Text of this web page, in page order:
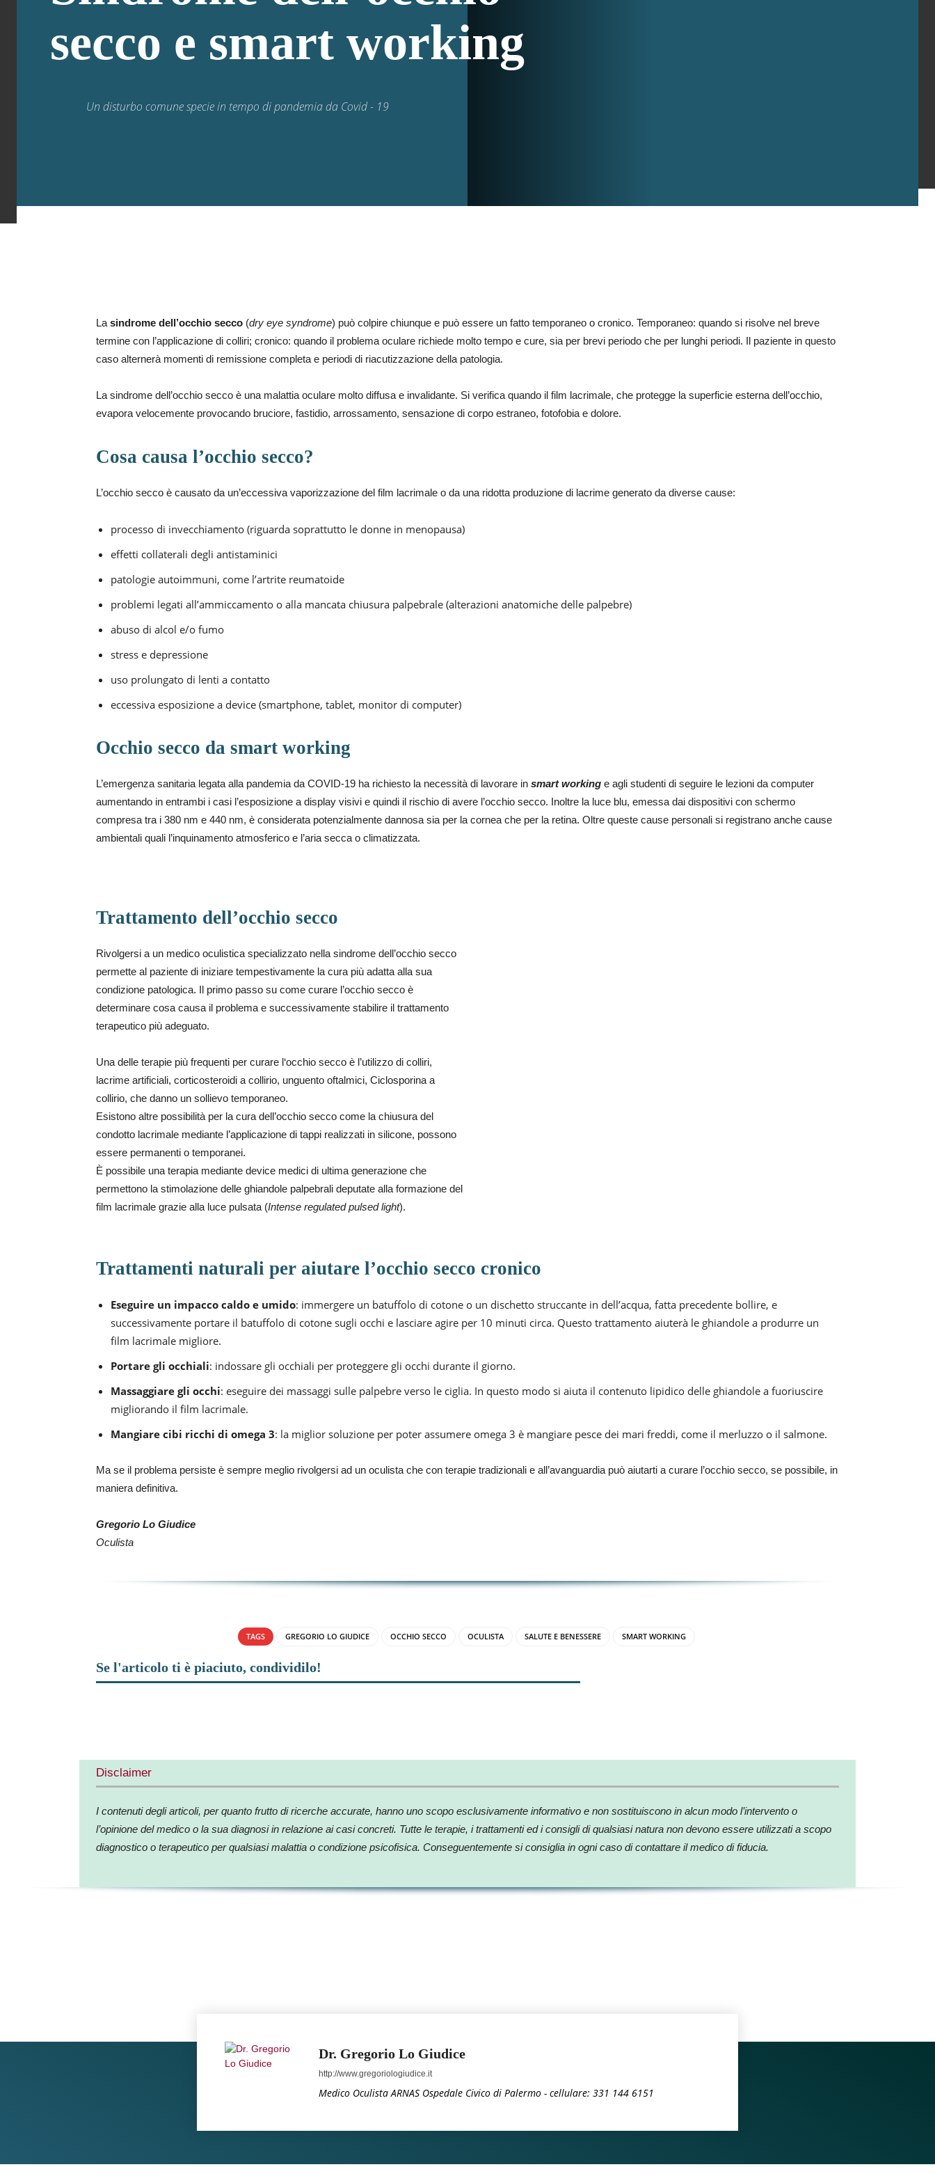
secco e smart working
Un disturbo comune specie in tempo di pandemia da Covid - 19
La sindrome dell’occhio secco (dry eye syndrome) può colpire chiunque e può essere un fatto temporaneo o cronico. Temporaneo: quando si risolve nel breve
termine con l’applicazione di colliri; cronico: quando il problema oculare richiede molto tempo e cure, sia per brevi periodo che per lunghi periodi. Il paziente in questo
caso alternerà momenti di remissione completa e periodi di riacutizzazione della patologia.
La sindrome dell’occhio secco è una malattia oculare molto diffusa e invalidante. Si verifica quando il film lacrimale, che protegge la superficie esterna dell’occhio,
evapora velocemente provocando bruciore, fastidio, arrossamento, sensazione di corpo estraneo, fotofobia e dolore.
Cosa causa l’occhio secco?
L’occhio secco è causato da un’eccessiva vaporizzazione del film lacrimale o da una ridotta produzione di lacrime generato da diverse cause:
processo di invecchiamento (riguarda soprattutto le donne in menopausa)
effetti collaterali degli antistaminici
patologie autoimmuni, come l’artrite reumatoide
problemi legati all’ammiccamento o alla mancata chiusura palpebrale (alterazioni anatomiche delle palpebre)
abuso di alcol e/o fumo
stress e depressione
uso prolungato di lenti a contatto
eccessiva esposizione a device (smartphone, tablet, monitor di computer)
Occhio secco da smart working
L’emergenza sanitaria legata alla pandemia da COVID-19 ha richiesto la necessità di lavorare in smart working e agli studenti di seguire le lezioni da computer
aumentando in entrambi i casi l’esposizione a display visivi e quindi il rischio di avere l’occhio secco. Inoltre la luce blu, emessa dai dispositivi con schermo
compresa tra i 380 nm e 440 nm, è considerata potenzialmente dannosa sia per la cornea che per la retina. Oltre queste cause personali si registrano anche cause
ambientali quali l’inquinamento atmosferico e l’aria secca o climatizzata.
Trattamento dell’occhio secco
Rivolgersi a un medico oculistica specializzato nella sindrome dell’occhio secco
permette al paziente di iniziare tempestivamente la cura più adatta alla sua
condizione patologica. Il primo passo su come curare l’occhio secco è
determinare cosa causa il problema e successivamente stabilire il trattamento
terapeutico più adeguato.
Una delle terapie più frequenti per curare l‘occhio secco è l’utilizzo di colliri,
lacrime artificiali, corticosteroidi a collirio, unguento oftalmici, Ciclosporina a
collirio, che danno un sollievo temporaneo.
Esistono altre possibilità per la cura dell’occhio secco come la chiusura del
condotto lacrimale mediante l’applicazione di tappi realizzati in silicone, possono
essere permanenti o temporanei.
È possibile una terapia mediante device medici di ultima generazione che
permettono la stimolazione delle ghiandole palpebrali deputate alla formazione del
film lacrimale grazie alla luce pulsata (Intense regulated pulsed light).
Trattamenti naturali per aiutare l’occhio secco cronico
Eseguire un impacco caldo e umido: immergere un batuffolo di cotone o un dischetto struccante in dell’acqua, fatta precedente bollire, e
successivamente portare il batuffolo di cotone sugli occhi e lasciare agire per 10 minuti circa. Questo trattamento aiuterà le ghiandole a produrre un
film lacrimale migliore.
Portare gli occhiali: indossare gli occhiali per proteggere gli occhi durante il giorno.
Massaggiare gli occhi: eseguire dei massaggi sulle palpebre verso le ciglia. In questo modo si aiuta il contenuto lipidico delle ghiandole a fuoriuscire
migliorando il film lacrimale.
Mangiare cibi ricchi di omega 3: la miglior soluzione per poter assumere omega 3 è mangiare pesce dei mari freddi, come il merluzzo o il salmone.
Ma se il problema persiste è sempre meglio rivolgersi ad un oculista che con terapie tradizionali e all’avanguardia può aiutarti a curare l’occhio secco, se possibile, in
maniera definitiva.
Gregorio Lo Giudice
Oculista
TAGS GREGORIO LO GIUDICE OCCHIO SECCO OCULISTA SALUTE E BENESSERE SMART WORKING
Se l'articolo ti è piaciuto, condividilo!
Disclaimer
I contenuti degli articoli, per quanto frutto di ricerche accurate, hanno uno scopo esclusivamente informativo e non sostituiscono in alcun modo l’intervento o
l’opinione del medico o la sua diagnosi in relazione ai casi concreti. Tutte le terapie, i trattamenti ed i consigli di qualsiasi natura non devono essere utilizzati a scopo
diagnostico o terapeutico per qualsiasi malattia o condizione psicofisica. Conseguentemente si consiglia in ogni caso di contattare il medico di fiducia.
Dr. Gregorio Lo Giudice
http://www.gregoriologiudice.it
Medico Oculista ARNAS Ospedale Civico di Palermo - cellulare: 331 144 6151